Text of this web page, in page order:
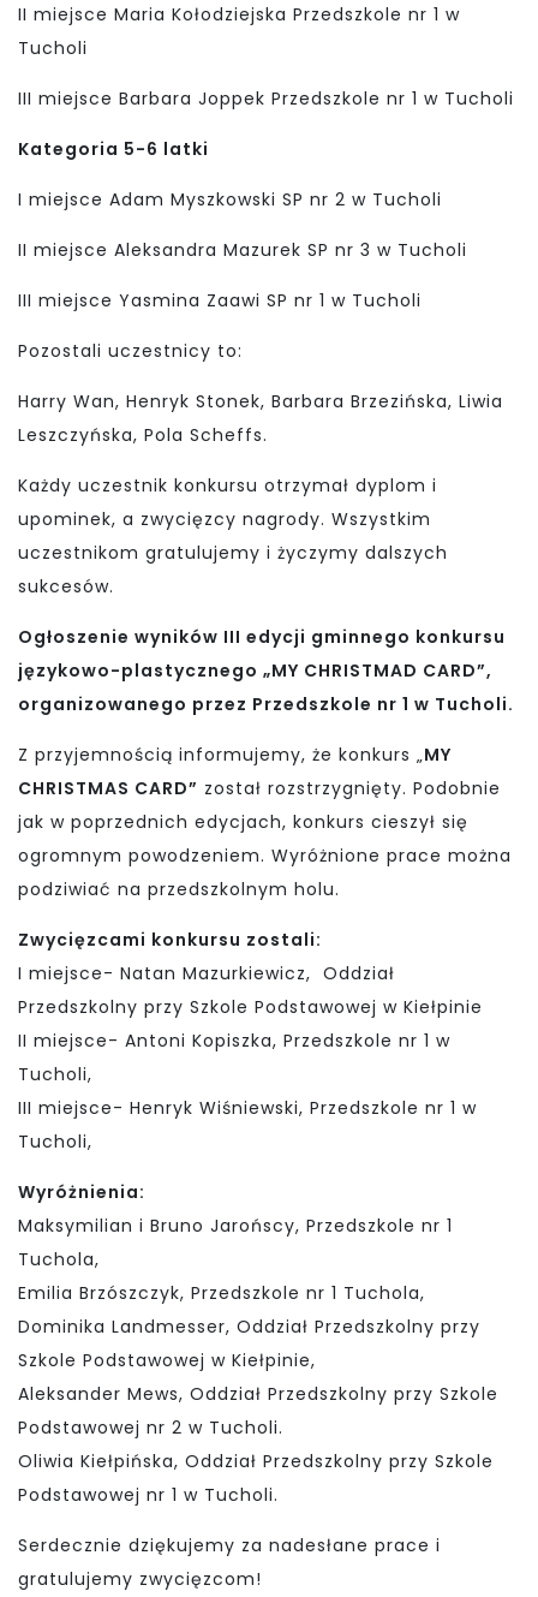
II miejsce Maria Kołodziejska Przedszkole nr 1 w
Tucholi
III miejsce Barbara Joppek Przedszkole nr 1 w Tucholi
Kategoria 5-6 latki
I miejsce Adam Myszkowski SP nr 2 w Tucholi
II miejsce Aleksandra Mazurek SP nr 3 w Tucholi
III miejsce Yasmina Zaawi SP nr 1 w Tucholi
Pozostali uczestnicy to:
Harry Wan, Henryk Stonek, Barbara Brzezińska, Liwia
Leszczyńska, Pola Scheffs.
Każdy uczestnik konkursu otrzymał dyplom i
upominek, a zwycięzcy nagrody. Wszystkim
uczestnikom gratulujemy i życzymy dalszych
sukcesów.
Ogłoszenie wyników III edycji gminnego konkursu
językowo-plastycznego „MY CHRISTMAD CARD”,
organizowanego przez Przedszkole nr 1 w Tucholi.
Z przyjemnością informujemy, że konkurs „MY
CHRISTMAS CARD” został rozstrzygnięty. Podobnie
jak w poprzednich edycjach, konkurs cieszył się
ogromnym powodzeniem. Wyróżnione prace można
podziwiać na przedszkolnym holu.
Zwycięzcami konkursu zostali:
I miejsce- Natan Mazurkiewicz, Oddział
Przedszkolny przy Szkole Podstawowej w Kiełpinie
II miejsce- Antoni Kopiszka, Przedszkole nr 1 w
Tucholi,
III miejsce- Henryk Wiśniewski, Przedszkole nr 1 w
Tucholi,
Wyróżnienia:
Maksymilian i Bruno Jarońscy, Przedszkole nr 1
Tuchola,
Emilia Brzószczyk, Przedszkole nr 1 Tuchola,
Dominika Landmesser, Oddział Przedszkolny przy
Szkole Podstawowej w Kiełpinie,
Aleksander Mews, Oddział Przedszkolny przy Szkole
Podstawowej nr 2 w Tucholi.
Oliwia Kiełpińska, Oddział Przedszkolny przy Szkole
Podstawowej nr 1 w Tucholi.
Serdecznie dziękujemy za nadesłane prace i
gratulujemy zwycięzcom!